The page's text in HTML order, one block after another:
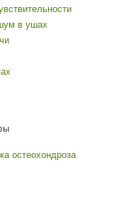
в ушах
остеохондроза